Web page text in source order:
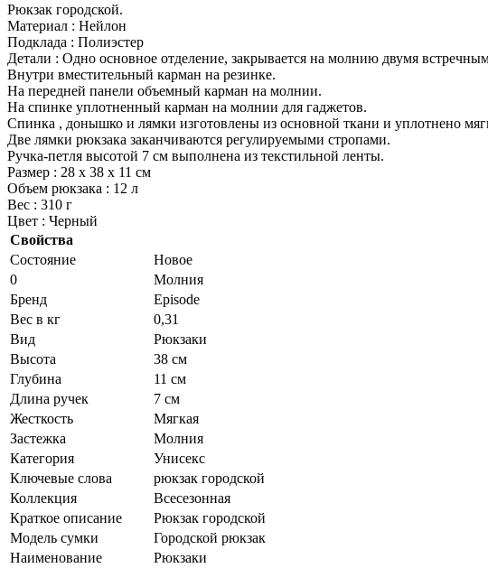
Рюкзак городской.
Материал : Нейлон
Подклада : Полиэстер
Детали : Одно основное отделение, закрывается на молнию двумя
Внутри вместительный карман на резинке.
На передней панели объемный карман на молнии.
На спинке уплотненный карман на молнии для гаджетов.
Спинка , донышко и лямки изготовлены из основной ткани и уплотнено
Две лямки рюкзака заканчиваются регулируемыми стропами.
Ручка-петля высотой 7 см выполнена из текстильной ленты.
Размер : 28 х 38 х 11 см
Объем рюкзака : 12 л
Вес : 310 г
Цвет : Черный
Свойства
Состояние
Новое
0
Молния
Бренд
Episode
Вес в кг
0,31
Вид
Рюкзаки
Высота
38 см
Глубина
11 см
Длина ручек
7 см
Жесткость
Мягкая
Застежка
Молния
Категория
Унисекс
Ключевые слова
рюкзак городской
Коллекция
Всесезонная
Краткое описание
Рюкзак городской
Модель сумки
Городской рюкзак
Наименование
Рюкзаки